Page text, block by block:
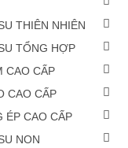
THIÊN NHIÊN
TỔNG HỢP
CAO CẤP
CAO CẤP
ÉP CAO CẤP
NON